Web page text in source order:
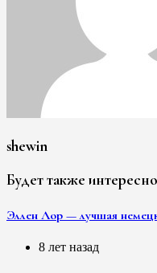
shewin
Будет также интересно
Эллен Лор — лучшая
8 лет назад